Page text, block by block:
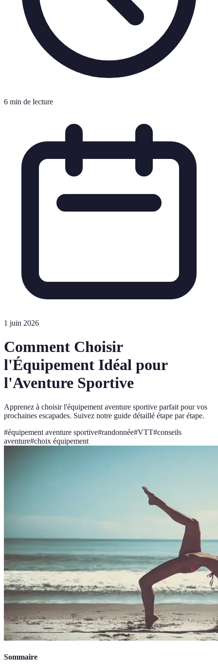
6 min de lecture
1 juin 2026
Comment Choisir
l'Équipement Idéal pour
l'Aventure Sportive
Apprenez à choisir l'équipement aventure sportive parfait pour vos
prochaines escapades. Suivez notre guide détaillé étape par étape.
#équipement aventure sportive#randonnée#VTT#conseils
aventure#choix équipement
Sommaire